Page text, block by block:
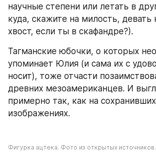
научные степени или летать в
куда, скажите на милость,
хвост, если ты в скафандре?).
Тагманские юбочки, о которых
упоминает Юлия (и сама их с
носит), тоже отчасти
древних мезоамериканцев. И
примерно так, как на
изображениях.
Фигурка ацтека. Фото из открытых источников.